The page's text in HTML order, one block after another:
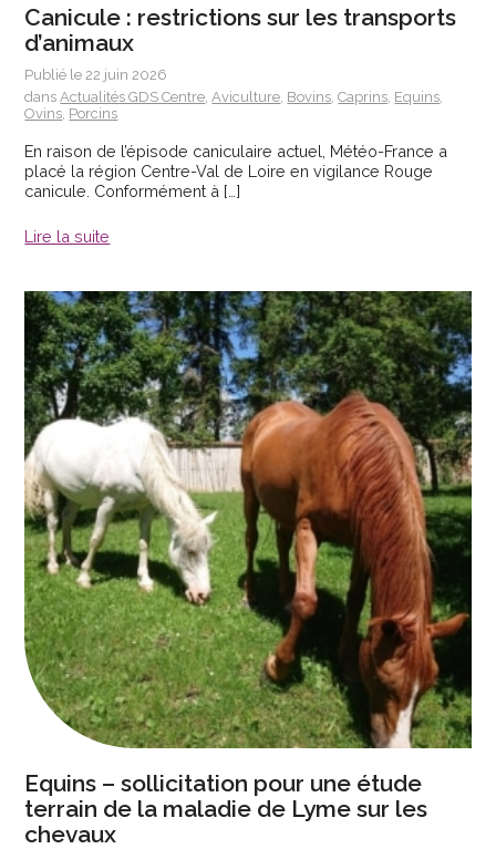
Canicule : restrictions sur les transports
d’animaux
Publié le 22 juin 2026
dansActualités GDS Centre,Aviculture, Bovins,Caprins, Equins,
Ovins, Porcins
En raison de l’épisode caniculaire actuel, Météo-France a
placé la région Centre-Val de Loire en vigilance Rouge
canicule. Conformément à […]
Lire la suite
Equins – sollicitation pour une étude
terrain de la maladie de Lyme sur les
chevaux